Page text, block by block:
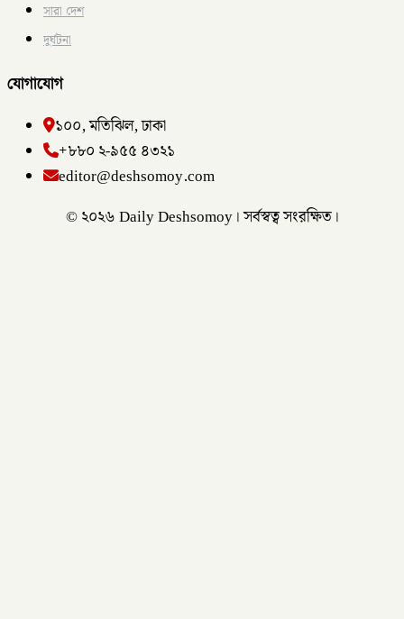
সারা দেশ
দুর্ঘটনা
যোগাযোগ
১০০, মতিঝিল, ঢাকা
+৮৮০ ২-৯৫৫ ৪৩২১
editor@deshsomoy.com
© ২০২৬ Daily Deshsomoy। সর্বস্বত্ব সংরক্ষিত।